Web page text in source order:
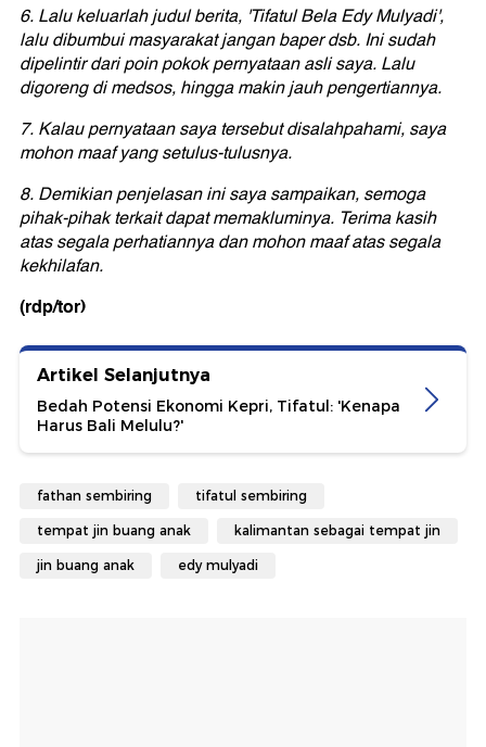
6. Lalu keluarlah judul berita, 'Tifatul Bela Edy Mulyadi',
lalu dibumbui masyarakat jangan baper dsb. Ini sudah
dipelintir dari poin pokok pernyataan asli saya. Lalu
digoreng di medsos, hingga makin jauh pengertiannya.
7. Kalau pernyataan saya tersebut disalahpahami, saya
mohon maaf yang setulus-tulusnya.
8. Demikian penjelasan ini saya sampaikan, semoga
pihak-pihak terkait dapat memakluminya. Terima kasih
atas segala perhatiannya dan mohon maaf atas segala
kekhilafan.
(rdp/tor)
Artikel Selanjutnya
Bedah Potensi Ekonomi Kepri, Tifatul: 'Kenapa
Harus Bali Melulu?'
fathan sembiring tifatul sembiring
tempat jin buang anak kalimantan sebagai tempat jin
jin buang anak edy mulyadi